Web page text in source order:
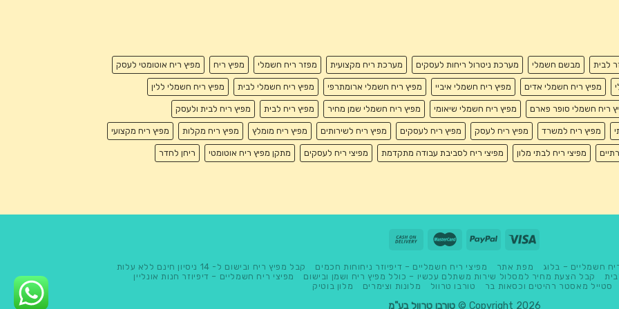
לבית מבשם חשמלי מערכת ניטרול ריחות לעסקים מערכת ריח מקצועית מפזר ריח חשמלי מפיץ ריח מפיץ ריח אוטומטי לעסק
מפיץ ריח חשמלי אדים מפיץ ריח חשמלי איביי מפיץ ריח חשמלי ארומתרפי מפיץ ריח חשמלי לבית מפיץ ריח חשמלי ללין
ריח חשמלי סופר פארם מפיץ ריח חשמלי שיאומי מפיץ ריח חשמלי שמן מחיר מפיץ ריח לבית מפיץ ריח לבית ולעסק
מפיץ ריח למשרד מפיץ ריח לעסק מפיץ ריח לעסקים מפיץ ריח לשירותים מפיץ ריח מומלץ מפיץ ריח מקלות מפיץ ריח מקצועי
מפיצי ריח לבתי מלון מפיצי ריח לסביבת עבודה מתקדמת מפיצי ריח לעסקים מתקן מפיץ ריח אוטומטי ריחן לחדר
חשמליים – בלוג מפת אתר מפיצי ריח חשמליים – דיפיוזר ניחוחות חכמים
קבל מפיץ ריח ובישום ל- 14 ניסיון חינם ללא עלות
קבל הצעת מחיר למסלול שירות משתלם עכשיו – כולל מפיץ ריח ושמן ובישום
מפיצי ריח חשמליים – דיפיוזר חנות אונליין
סטייל מאסטר רהיטים וכסאות בר
טורבו טרוול מלונות וצימרים מלון בוטיק
Copyright 2026 © טורבו טרוול בע"מ